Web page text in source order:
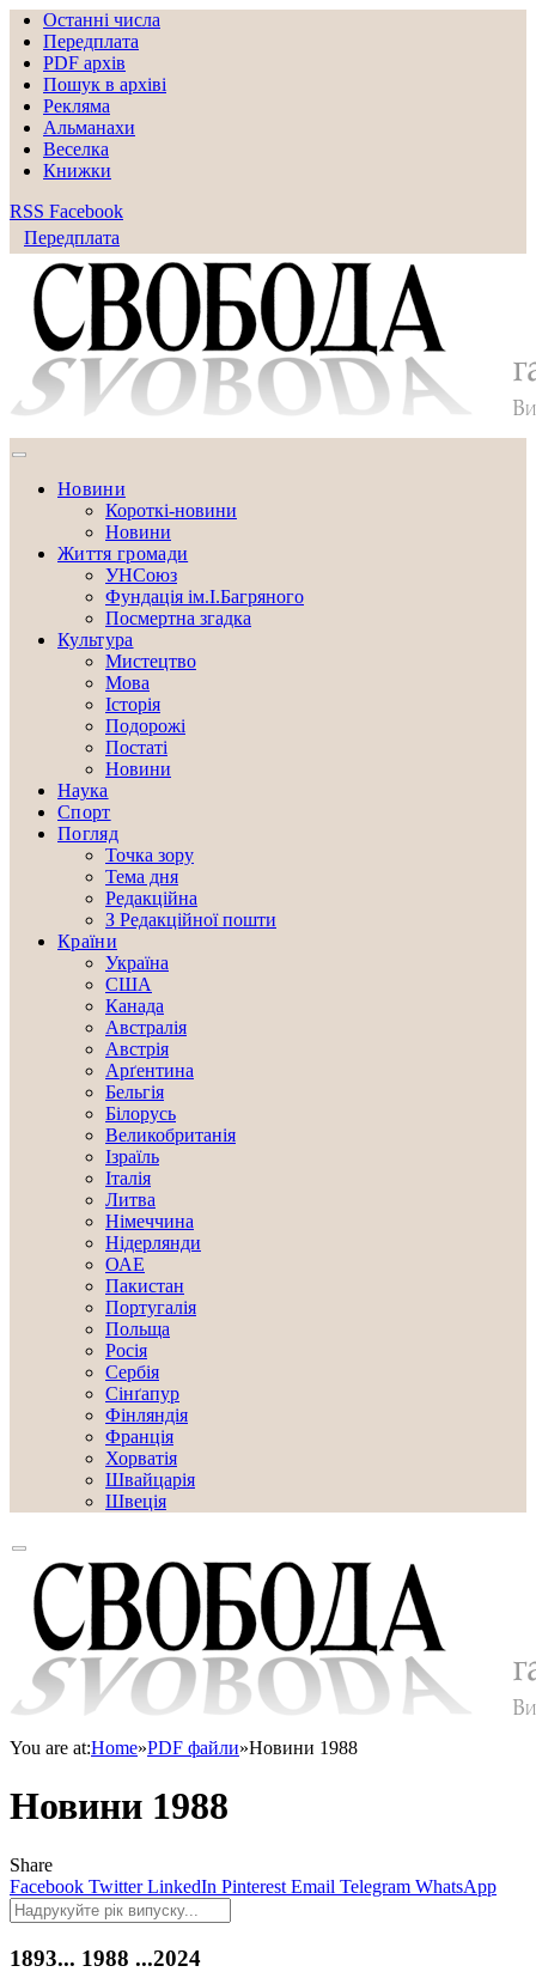
Останні числа
Передплата
PDF aрхів
Пошук в архіві
Рекляма
Альманахи
Веселка
Книжки
RSS Facebook
Передплата
Новини
Короткі-новини
Новини
Життя громади
УНСоюз
Фундація ім.І.Багряного
Посмертна згадка
Культура
Мистецтво
Мова
Історія
Подорожі
Постаті
Новини
Наука
Спорт
Погляд
Точка зору
Тема дня
Редакційна
З Редакційної пошти
Країни
Україна
США
Канада
Австралія
Австрія
Арґентина
Бельгія
Білорусь
Великобританія
Ізраїль
Італія
Литва
Німеччина
Нідерлянди
ОАЕ
Пакистан
Португалія
Польща
Росія
Сербія
Сінґапур
Фінляндія
Франція
Хорватія
Швайцарія
Швеція
You are at:Home»PDF файли»Новини 1988
Новини 1988
Share
Facebook Twitter LinkedIn Pinterest Email Telegram WhatsApp
1893... 1988 ...2024